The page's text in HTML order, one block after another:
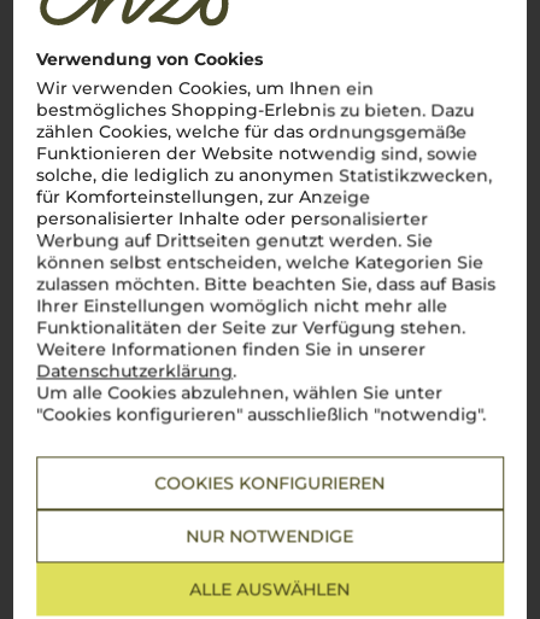
Verwendung von Cookies
Wir verwenden Cookies, um Ihnen ein
bestmögliches Shopping-Erlebnis zu bieten. Dazu
zählen Cookies, welche für das ordnungsgemäße
Funktionieren der Website notwendig sind, sowie
solche, die lediglich zu anonymen Statistikzwecken,
für Komforteinstellungen, zur Anzeige
personalisierter Inhalte oder personalisierter
Werbung auf Drittseiten genutzt werden. Sie
können selbst entscheiden, welche Kategorien Sie
zulassen möchten. Bitte beachten Sie, dass auf Basis
Ihrer Einstellungen womöglich nicht mehr alle
Funktionalitäten der Seite zur Verfügung stehen.
Weitere Informationen finden Sie in unserer
Datenschutzerklärung.
Um alle Cookies abzulehnen, wählen Sie unter
"Cookies konfigurieren" ausschließlich "notwendig".
COOKIES KONFIGURIEREN
NUR NOTWENDIGE
ALLE AUSWÄHLEN
Der König der Piemonteser Weine
Nebbiolo– die edle Rebsorte des
italienische Weinkultur auf höchstem Niveau. Als wahrer
König unter den Weinen der Region, verkörpert der
ein Genusserlebnis, das seinesgleichen sucht. Mit seinen
vielschichtigen Aromen von Rosen, Teer und reifen Früchten,
samtigentanniniund einer beeindruckenden Langlebigkeit,
zählt er zu den wertvollsten Schätzen Italiens. Die berühmten
WeineBarolound Barbaresco, beide aus dieser Rebsorte
gekeltert, entfalten am Gaumen ein unvergleichliches Aroma
und passen perfekt zu den traditionellen Gerichten der
italiana– wie ein zart geschmortesBrasato al Barolo
oder
würzigerTajarin al ragù.Cin cin– auf den unverwechselbaren
Geschmack Norditaliens!
Mehr von der Rebsorte Nebbiolo